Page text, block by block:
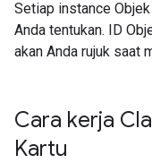
Setiap instance
Anda tentukan. ID
akan Anda rujuk saat
Cara kerja
Kartu